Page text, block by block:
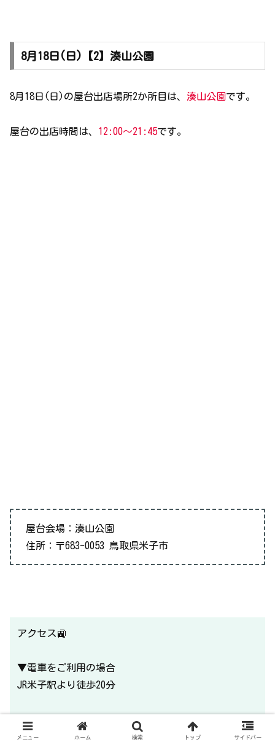
8月18日(日)【2】湊山公園
8月18日(日)の屋台出店場所2か所目は、 湊山公園です。
屋台の出店時間は、 12:00～21:45です。
屋台会場：湊山公園
住所：〒683-0053 鳥取県米子市
アクセス🚉
▼電車をご利用の場合
JR米子駅より徒歩20分
▼車をご利用の場合
JR米子駅より車で5分
メニュー ホーム 検索 トップ サイドバー